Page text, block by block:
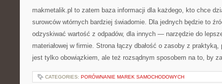
makmetalik.pl to zatem baza informacji dla każdego, kto chce
surowców wtórnych bardziej świadomie. Dla jednych będzie to
odzyskiwać wartość z odpadów, dla innych — narzędzie do
materiałowej w firmie. Strona łączy dbałość o zasoby z
jest tylko obowiązkiem, ale też rozsądnym sposobem na to, by
CATEGORIES: PORÓWNANIE MAREK SAMOCHODOWYCH